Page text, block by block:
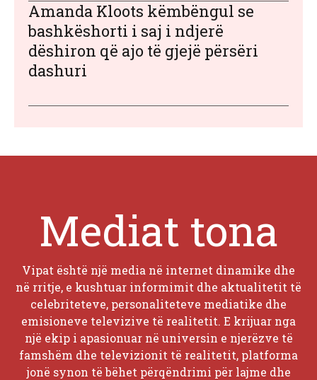
Amanda Kloots këmbëngul se
bashkëshorti i saj i ndjerë
dëshiron që ajo të gjejë përsëri
dashuri
Mediat tona
Vipat është një media në internet dinamike dhe
në rritje, e kushtuar informimit dhe aktualitetit të
celebriteteve, personaliteteve mediatike dhe
emisioneve televizive të realitetit. E krijuar nga
një ekip i apasionuar në universin e njerëzve të
famshëm dhe televizionit të realitetit, platforma
jonë synon të bëhet përqëndrimi për lajme dhe